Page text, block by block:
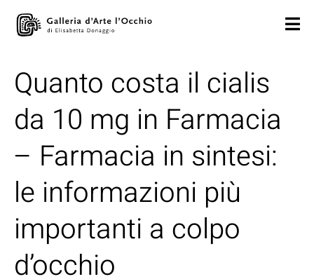
Quanto costa il cialis
da 10 mg in Farmacia
– Farmacia in sintesi:
le informazioni più
importanti a colpo
d’occhio